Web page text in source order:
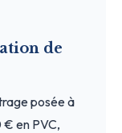
de
posée à
en PVC,